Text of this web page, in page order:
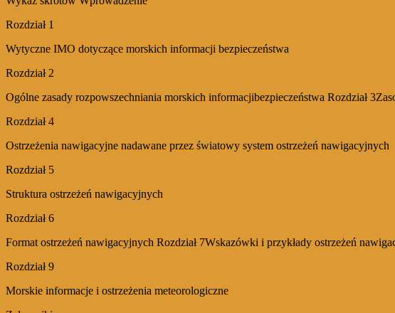
Rozdział 1
Wytyczne IMO dotyczące morskich informacji bezpieczeństwa
Rozdział 2
Ogólne zasady rozpowszechniania morskich informacjibezpieczeństwa Rozdział
Rozdział 4
Ostrzeżenia nawigacyjne nadawane przez światowy system ostrzeżeń nawigacyjnych
Rozdział 5
Struktura ostrzeżeń nawigacyjnych
Rozdział 6
Format ostrzeżeń nawigacyjnych Rozdział 7Wskazówki i przykłady ostrzeżeń
Rozdział 9
Morskie informacje i ostrzeżenia meteorologiczne